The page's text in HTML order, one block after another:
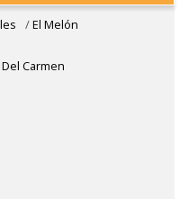
/El Melón
Carmen